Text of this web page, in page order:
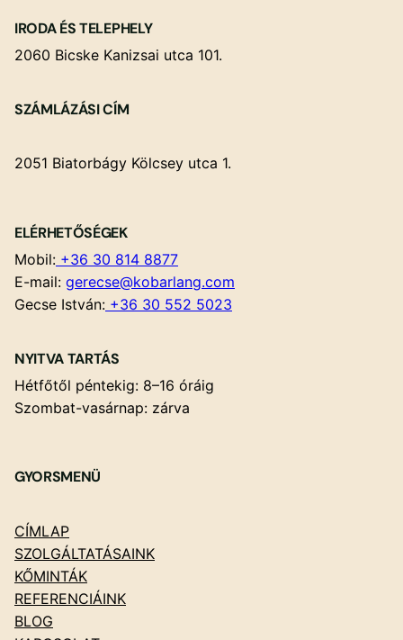
IRODA ÉS TELEPHELY
2060 Bicske Kanizsai utca 101.
SZÁMLÁZÁSI CÍM
2051 Biatorbágy Kölcsey utca 1.
ELÉRHETŐSÉGEK
Mobil: +36 30 814 8877
E-mail: gerecse@kobarlang.com
Gecse István: +36 30 552 5023
NYITVA TARTÁS
Hétfőtől péntekig: 8–16 óráig
Szombat-vasárnap: zárva
GYORSMENÜ
CÍMLAP
SZOLGÁLTATÁSAINK
KŐMINTÁK
REFERENCIÁINK
BLOG